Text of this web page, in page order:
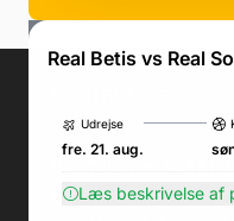
Real Betis vs Real
Udrejse
fre. 21. aug.
Læs beskrivelse af
Email: